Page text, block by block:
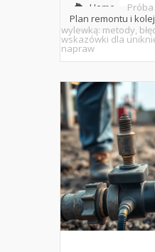
Home
Plan remontu i
wylewką: metody,
wskazówki dla
napraw